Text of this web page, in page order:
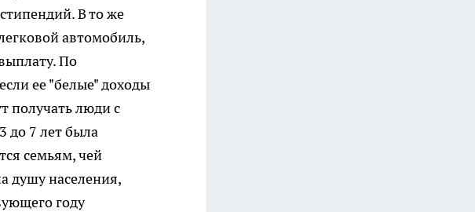
В то же
автомобиль,
По
ее "белые" доходы
получать люди с
до 7 лет была
семьям, чей
душу населения,
году